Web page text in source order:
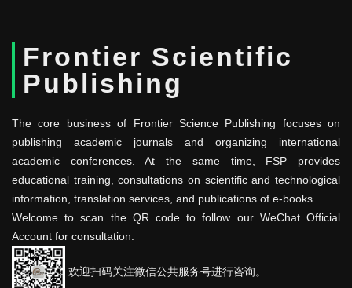
Frontier Scientific
Publishing
The core business of Frontier Science Publishing focuses on
publishing academic journals and organizing international
academic conferences. At the same time, FSP provides
educational training, consultations on scientific and technological
information, translation services, and publications of e-books.
Welcome to scan the QR code to follow our WeChat Official
Account for consultation.
欢迎扫码关注微信公共服务号进行咨询。